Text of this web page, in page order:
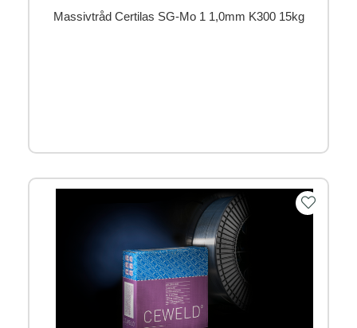
Massivtråd Certilas SG-Mo 1 1,0mm K300 15kg